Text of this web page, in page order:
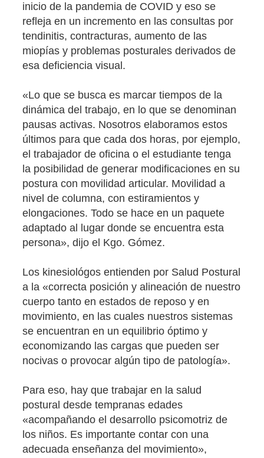
inicio de la pandemia de COVID y eso se
refleja en un incremento en las consultas por
tendinitis, contracturas, aumento de las
miopías y problemas posturales derivados de
esa deficiencia visual.
«Lo que se busca es marcar tiempos de la
dinámica del trabajo, en lo que se denominan
pausas activas. Nosotros elaboramos estos
últimos para que cada dos horas, por ejemplo,
el trabajador de oficina o el estudiante tenga
la posibilidad de generar modificaciones en su
postura con movilidad articular. Movilidad a
nivel de columna, con estiramientos y
elongaciones. Todo se hace en un paquete
adaptado al lugar donde se encuentra esta
persona», dijo el Kgo. Gómez.
Los kinesiológos entienden por Salud Postural
a la «correcta posición y alineación de nuestro
cuerpo tanto en estados de reposo y en
movimiento, en las cuales nuestros sistemas
se encuentran en un equilibrio óptimo y
economizando las cargas que pueden ser
nocivas o provocar algún tipo de patología».
Para eso, hay que trabajar en la salud
postural desde tempranas edades
«acompañando el desarrollo psicomotriz de
los niños. Es importante contar con una
adecuada enseñanza del movimiento»,